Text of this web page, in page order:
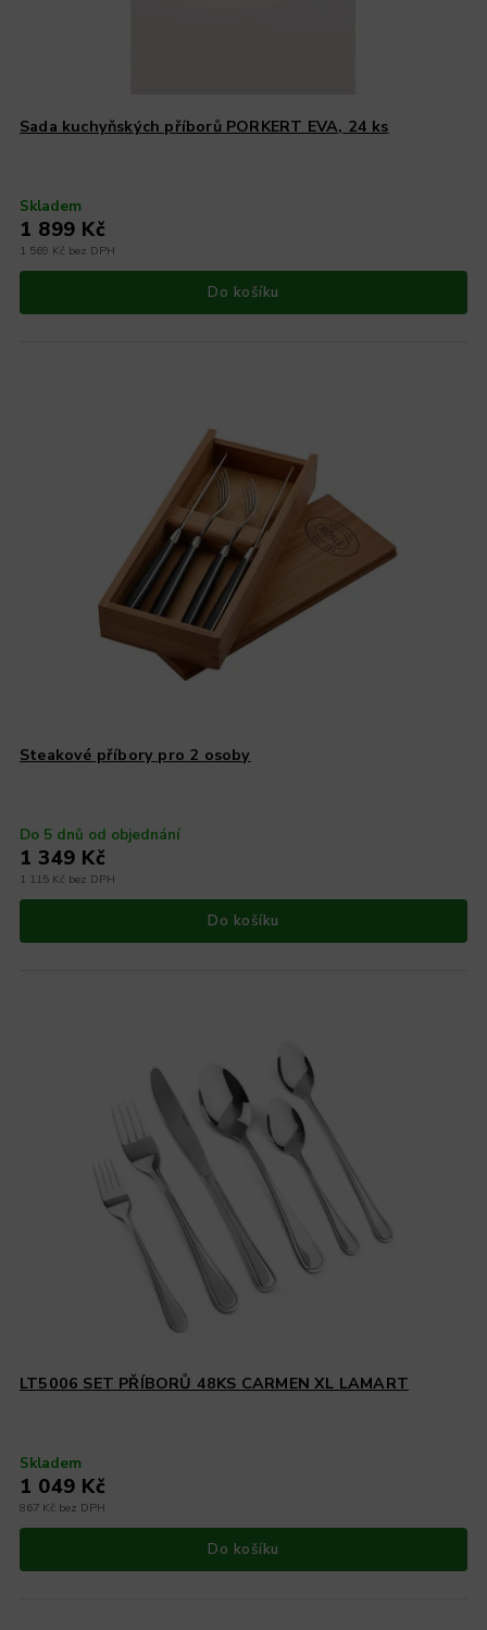
Sada kuchyňských příborů PORKERT EVA, 24 ks
Skladem
1 569 Kč bez DPH
1 899 Kč
Do košíku
Steakové příbory pro 2 osoby
Do 5 dnů od objednání
1 115 Kč bez DPH
1 349 Kč
Do košíku
LT5006 SET PŘÍBORŮ 48KS CARMEN XL LAMART
Skladem
867 Kč bez DPH
1 049 Kč
Do košíku